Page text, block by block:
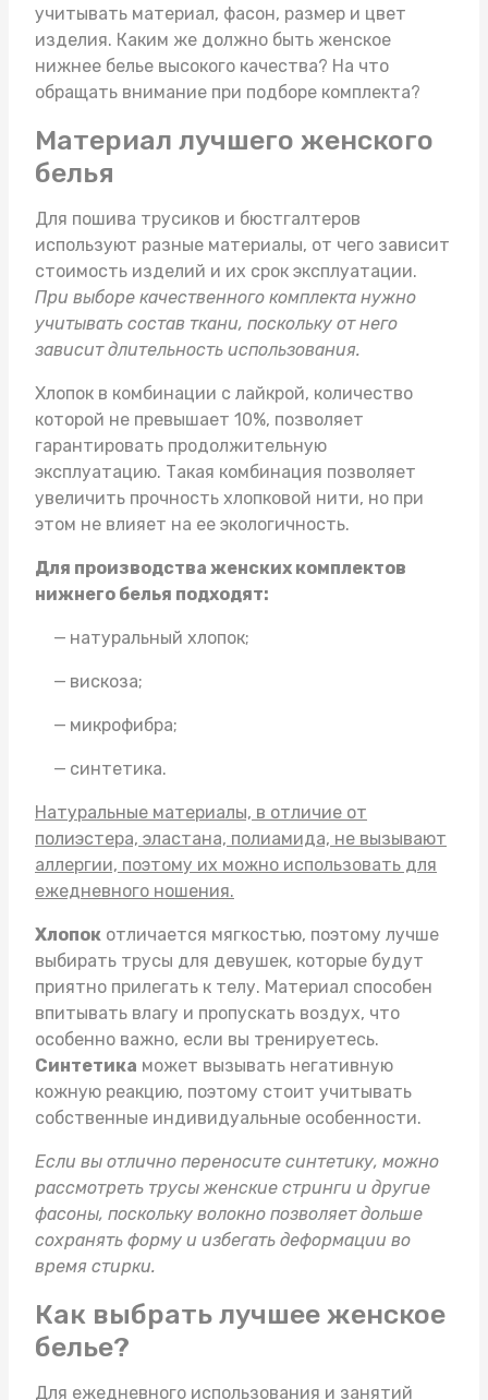
учитывать материал, фасон, размер и цвет
изделия. Каким же должно быть женское
нижнее белье высокого качества? На что
обращать внимание при подборе комплекта?
Материал лучшего женского
белья
Для пошива трусиков и бюстгалтеров
используют разные материалы, от чего зависит
стоимость изделий и их срок эксплуатации.
При выборе качественного комплекта нужно
учитывать состав ткани, поскольку от него
зависит длительность использования.
Хлопок в комбинации с лайкрой, количество
которой не превышает 10%, позволяет
гарантировать продолжительную
эксплуатацию. Такая комбинация позволяет
увеличить прочность хлопковой нити, но при
этом не влияет на ее экологичность.
Для производства женских комплектов
нижнего белья подходят:
натуральный хлопок;
вискоза;
микрофибра;
синтетика.
Натуральные материалы, в отличие от
полиэстера, эластана, полиамида, не вызывают
аллергии, поэтому их можно использовать для
ежедневного ношения.
Хлопок отличается мягкостью, поэтому лучше
выбирать трусы для девушек, которые будут
приятно прилегать к телу. Материал способен
впитывать влагу и пропускать воздух, что
особенно важно, если вы тренируетесь.
Синтетика может вызывать негативную
кожную реакцию, поэтому стоит учитывать
собственные индивидуальные особенности.
Если вы отлично переносите синтетику, можно
рассмотреть трусы женские стринги и другие
фасоны, поскольку волокно позволяет дольше
сохранять форму и избегать деформации во
время стирки.
Как выбрать лучшее женское
белье?
Для ежедневного использования и занятий